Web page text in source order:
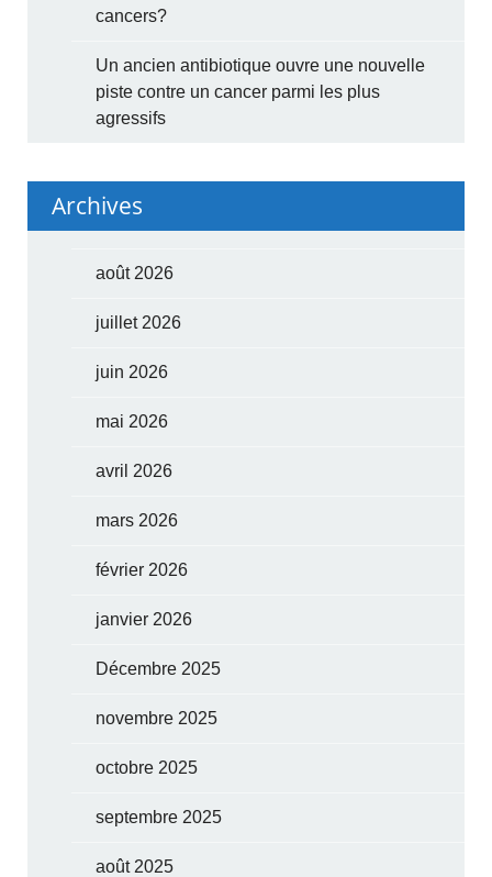
cancers?
Un ancien antibiotique ouvre une nouvelle
piste contre un cancer parmi les plus
agressifs
Archives
août 2026
juillet 2026
juin 2026
mai 2026
avril 2026
mars 2026
février 2026
janvier 2026
Décembre 2025
novembre 2025
octobre 2025
septembre 2025
août 2025